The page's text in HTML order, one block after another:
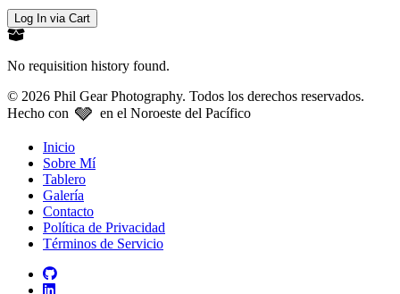
Log In via Cart
No requisition history found.
© 2026 Phil Gear Photography. Todos los derechos reservados.
Hecho con 🩶 en el Noroeste del Pacífico
Inicio
Sobre Mí
Tablero
Galería
Contacto
Política de Privacidad
Términos de Servicio